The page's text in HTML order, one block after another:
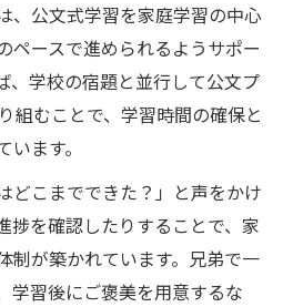
、公文式学習を家庭学習の中心
ペースで進められるようサポー
、学校の宿題と並行して公文プ
組むことで、学習時間の確保と
ます。
どこまでできた？」と声をかけ
捗を確認したりすることで、家
制が築かれています。兄弟で一
学習後にご褒美を用意するな